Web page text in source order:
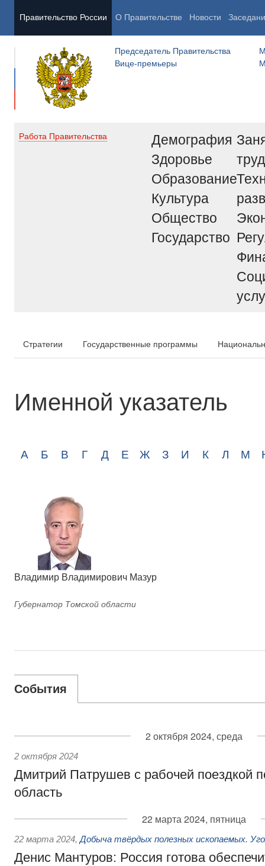
Правительство России О Правительстве Новости
Председатель Правительства
Вице-премьеры
Работа Правительства
Демография
Здоровье
Образование
Культура
Общество
Государство
труд
Стратегии Государственные программы
Именной указатель
А Б В Г Д Е Ж З И К Л М
Владимир Владимирович Мазур
Губернатор Томской области
События
2 октября 2024, среда
2 октября 2024
Дмитрий Патрушев с рабочей поездкой
область
22 марта 2024, пятница
22 марта 2024, Добыча твёрдых полезных ископаемых.
Денис Мантуров: Россия готова